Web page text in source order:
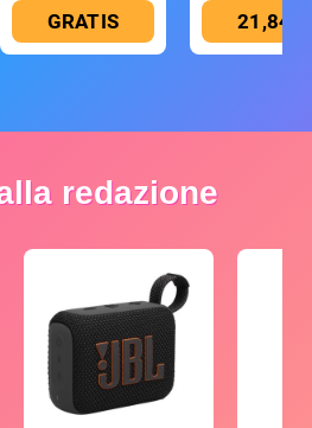
GRATIS 21,84 €
redazione